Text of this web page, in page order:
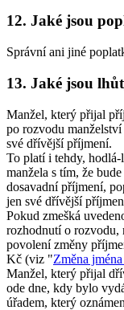
12. Jaké jsou
Správní ani jiné
13. Jaké jsou
Manžel, který přijal
po rozvodu
své dřívější příjmení.
To platí i tehdy,
manžela s tím, že
dosavadní příjmení,
jen své dřívější
Pokud zmešká
rozhodnutí o rozvodu,
povolení změny
Kč (viz "Změna
Manžel, který přijal
ode dne, kdy bylo
úřadem, který